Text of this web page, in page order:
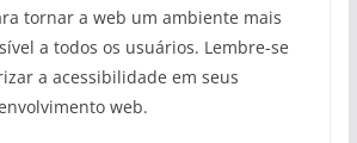
tornar a web um ambiente mais
a todos os usuários. Lembre-se
a acessibilidade em seus
web.